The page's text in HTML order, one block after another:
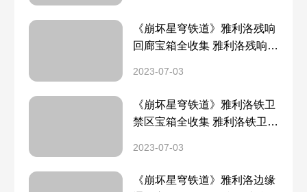
《崩坏星穹铁道》雅利洛残响
回廊宝箱全收集 雅利洛残响回
2023-07-03
《崩坏星穹铁道》雅利洛铁卫
禁区宝箱全收集 雅利洛铁卫禁
2023-07-03
《崩坏星穹铁道》雅利洛边缘